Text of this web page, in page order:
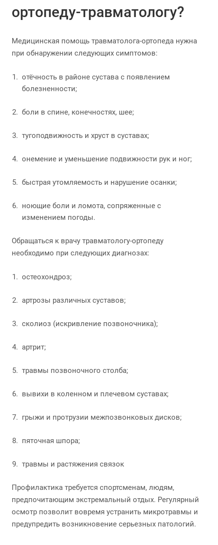
ортопеду-травматологу?
Медицинская помощь травматолога-ортопеда нужна
при обнаружении следующих симптомов:
отёчность в районе сустава с появлением
болезненности;
боли в спине, конечностях, шее;
тугоподвижность и хруст в суставах;
онемение и уменьшение подвижности рук и ног;
быстрая утомляемость и нарушение осанки;
ноющие боли и ломота, сопряженные с
изменением погоды.
Обращаться к врачу травматологу-ортопеду
необходимо при следующих диагнозах:
остеохондроз;
артрозы различных суставов;
сколиоз (искривление позвоночника);
артрит;
травмы позвоночного столба;
вывихи в коленном и плечевом суставах;
грыжи и протрузии межпозвонковых дисков;
пяточная шпора;
травмы и растяжения связок
Профилактика требуется спортсменам, людям,
предпочитающим экстремальный отдых. Регулярный
осмотр позволит вовремя устранить микротравмы и
предупредить возникновение серьезных патологий.